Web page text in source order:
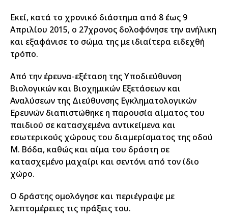
Εκεί, κατά το χρονικό διάστημα από 8 έως 9
Απριλίου 2015, ο 27χρονος δολοφόνησε την ανήλικη
και εξαφάνισε το σώμα της με ιδιαίτερα ειδεχθή
τρόπο.
Από την έρευνα-εξέταση της Υποδιεύθυνση
Βιολογικών και Βιοχημικών Εξετάσεων και
Αναλύσεων της Διεύθυνσης Εγκληματολογικών
Ερευνών διαπιστώθηκε η παρουσία αίματος του
παιδιού σε κατασχεμένα αντικείμενα και
εσωτερικούς χώρους του διαμερίσματος της οδού
Μ. Βόδα, καθώς και αίμα του δράστη σε
κατασχεμένο μαχαίρι και σεντόνι από τον ίδιο
χώρο.
Ο δράστης ομολόγησε και περιέγραψε με
λεπτομέρειες τις πράξεις του.